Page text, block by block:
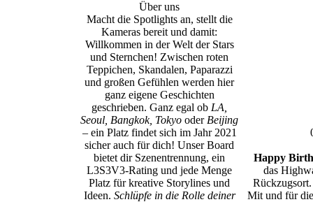
Über uns
Macht die Spotlights an, stellt die
Kameras bereit und damit:
Willkommen in der Welt der Stars
und Sternchen! Zwischen roten
Teppichen, Skandalen, Paparazzi
und großen Gefühlen werden hier
ganz eigene Geschichten
geschrieben. Ganz egal ob LA,
Seoul, Bangkok, Tokyo oder Beijing
– ein Platz findet sich im Jahr 2021
sicher auch für dich! Unser Board
bietet dir Szenentrennung, ein
L3S3V3-Rating und jede Menge
Platz für kreative Storylines und
Ideen. Schlüpfe in die Rolle deiner
Happy
das
Mit und für